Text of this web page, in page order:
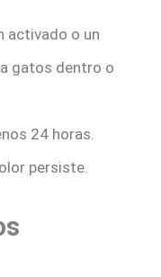
activado o un
gatos dentro o
24 horas.
persiste.